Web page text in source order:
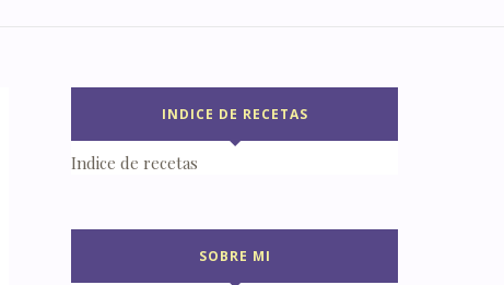
INDICE DE RECETAS
Indice de recetas
SOBRE MI